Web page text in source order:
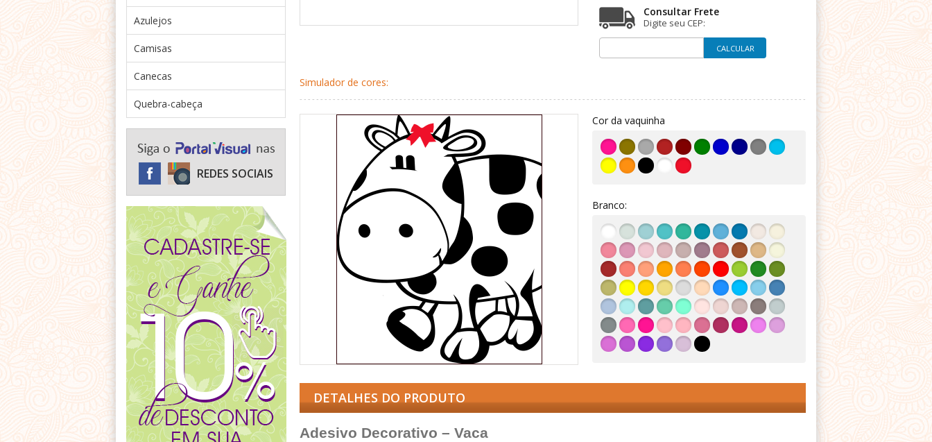
Azulejos
Camisas
Canecas
Quebra-cabeça
REDES SOCIAIS
Consultar Frete
Digite seu CEP:
Simulador de cores:
Cor da vaquinha
Branco:
DETALHES DO PRODUTO
Adesivo Decorativo – Vaca